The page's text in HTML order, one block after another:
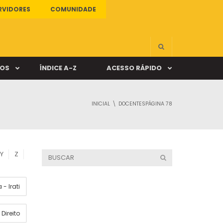
COMUNIDADE
ÍNDICE A-Z ACESSO RÁPIDO
INICIAL DOCENTESPÁGINA 78
Y Z
- Irati
Direito